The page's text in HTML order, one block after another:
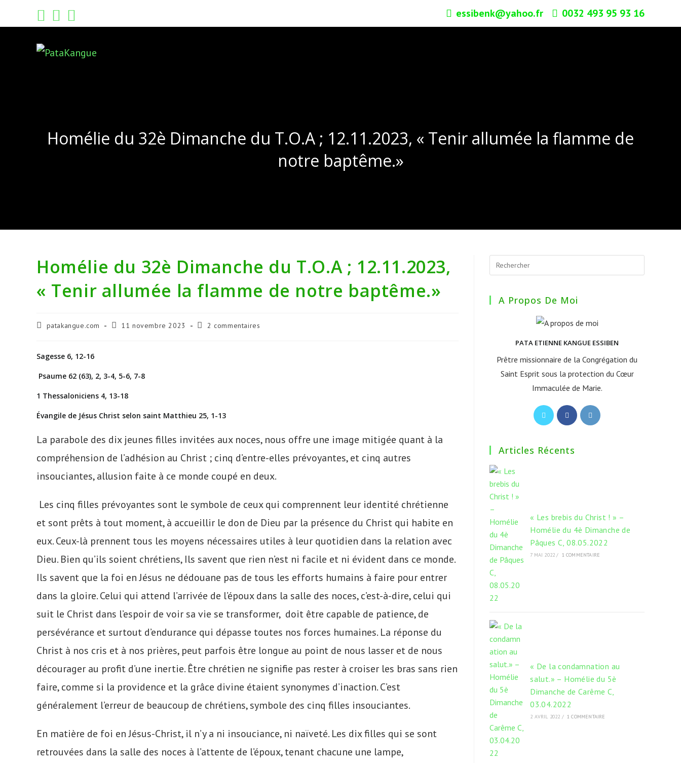
essibenk@yahoo.fr 0032 493 95 93 16
Homélie du 32è Dimanche du T.O.A ; 12.11.2023, « Tenir allumée la flamme de
notre baptême.»
Homélie du 32è Dimanche du T.O.A ; 12.11.2023,
« Tenir allumée la flamme de notre baptême.»
Auteur/autrice
publication :
patakangue.com
Publication
11 novembre 2023
Commentaires
2 commentaires
Sagesse 6, 12-16
Psaume 62 (63), 2, 3-4, 5-6, 7-8
1 Thessaloniciens 4, 13-18
Évangile de Jésus Christ selon saint Matthieu 25, 1-13
La parabole des dix jeunes filles invitées aux noces, nous offre une image mitigée quant à la
compréhension de l’adhésion au Christ ; cinq d’entre-elles prévoyantes, et cinq autres
insouciantes, allusion faite à ce monde coupé en deux.
Les cinq filles prévoyantes sont le symbole de ceux qui comprennent leur identité chrétienne
et sont prêts à tout moment, à accueillir le don de Dieu par la présence du Christ qui habite en
eux. Ceux-là prennent tous les moyens nécessaires utiles à leur quotidien dans la relation avec
Dieu. Bien qu’ils soient chrétiens, Ils savent que rien n’est ni facile et ni évident dans ce monde.
Ils savent que la foi en Jésus ne dédouane pas de tous les efforts humains à faire pour entrer
dans la gloire. Celui qui attend l’arrivée de l’époux dans la salle des noces, c’est-à-dire, celui qui
suit le Christ dans l’espoir de voir sa vie se transformer, doit être capable de patience, de
persévérance et surtout d’endurance qui dépasse toutes nos forces humaines. La réponse du
Christ à nos cris et à nos prières, peut parfois être longue au point de nous lasser et de nous
décourager au profit d’une inertie. Être chrétien ne signifie pas rester à croiser les bras sans rien
faire, comme si la providence et la grâce divine étaient synonymes d’inaction. C’est
généralement l’erreur de beaucoup de chrétiens, symbole des cinq filles insouciantes.
En matière de foi en Jésus-Christ, il n’y a ni insouciance, ni naïveté. Les dix filles qui se sont
retrouvées dans la salle des noces à l’attente de l’époux, tenant chacune une lampe,
A Propos De Moi
PATA ETIENNE KANGUE ESSIBEN
Prêtre missionnaire de la Congrégation du
Saint Esprit sous la protection du Cœur
Immaculée de Marie.
S’ouvre
dans
nouvel
S’ouvre
dans
S’ouvre
Articles Récents
« Les brebis du Christ ! » –
Homélie du 4è Dimanche de
Pâques C, 08.05.2022
7 MAI 2022 / 1 COMMENTAIRE
« De la condamnation au
salut.» – Homélie du 5è
Dimanche de Carême C,
03.04.2022
2 AVRIL 2022 / 1 COMMENTAIRE